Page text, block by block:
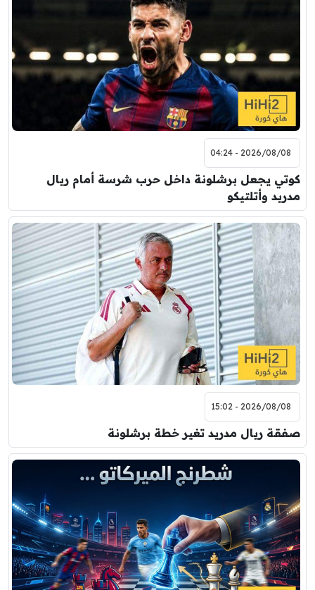
2026/08/08 - 04:24
كوتي يجعل برشلونة داخل حرب شرسة أمام ريال
مدريد وأتلتيكو
2026/08/08 - 15:02
صفقة ريال مدريد تغير خطة برشلونة